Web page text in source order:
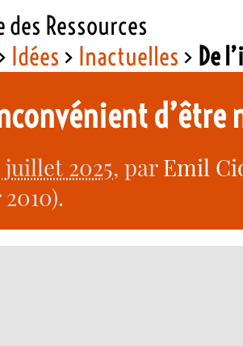
des Ressources
Idées > Inactuelles > De
2025, parEmil